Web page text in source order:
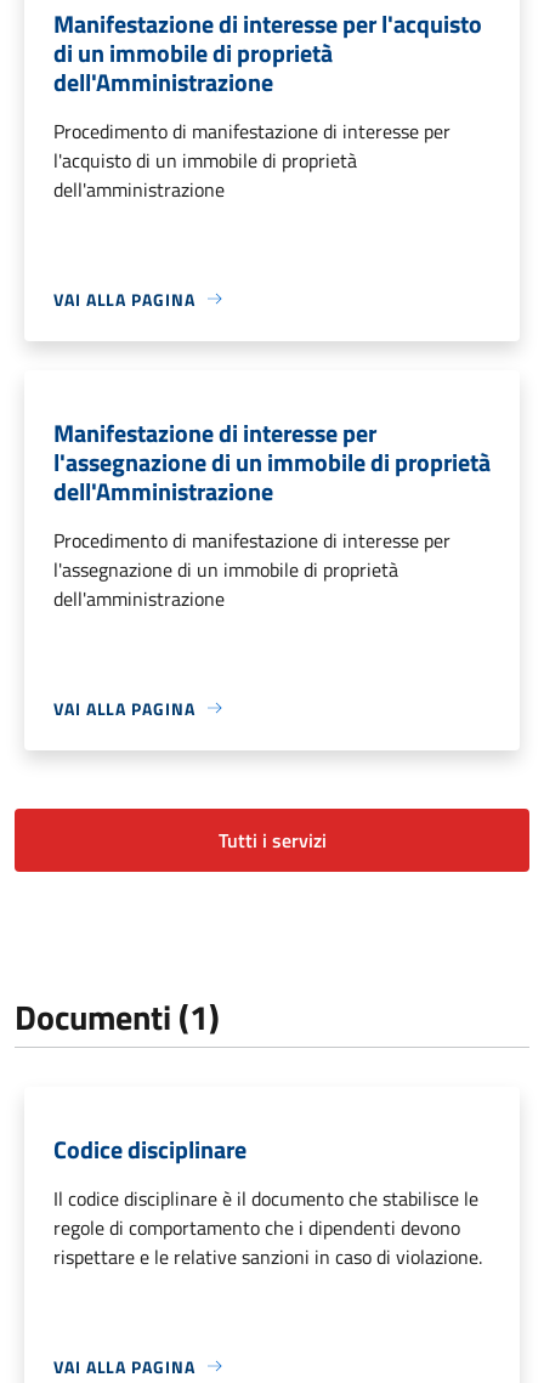
Manifestazione di interesse per l'acquisto
di un immobile di proprietà
dell'Amministrazione
Procedimento di manifestazione di interesse per
l'acquisto di un immobile di proprietà
dell'amministrazione
VAI ALLA PAGINA
Manifestazione di interesse per
l'assegnazione di un immobile di proprietà
dell'Amministrazione
Procedimento di manifestazione di interesse per
l'assegnazione di un immobile di proprietà
dell'amministrazione
VAI ALLA PAGINA
Tutti i servizi
Documenti (1)
Codice disciplinare
Il codice disciplinare è il documento che stabilisce le
regole di comportamento che i dipendenti devono
rispettare e le relative sanzioni in caso di violazione.
VAI ALLA PAGINA